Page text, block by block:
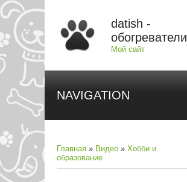
datish -
обогреватели
Мой сайт
NAVIGATION
Главная » Видео » Хобби и
образование